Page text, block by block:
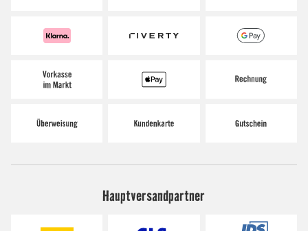
Hauptversandpartner